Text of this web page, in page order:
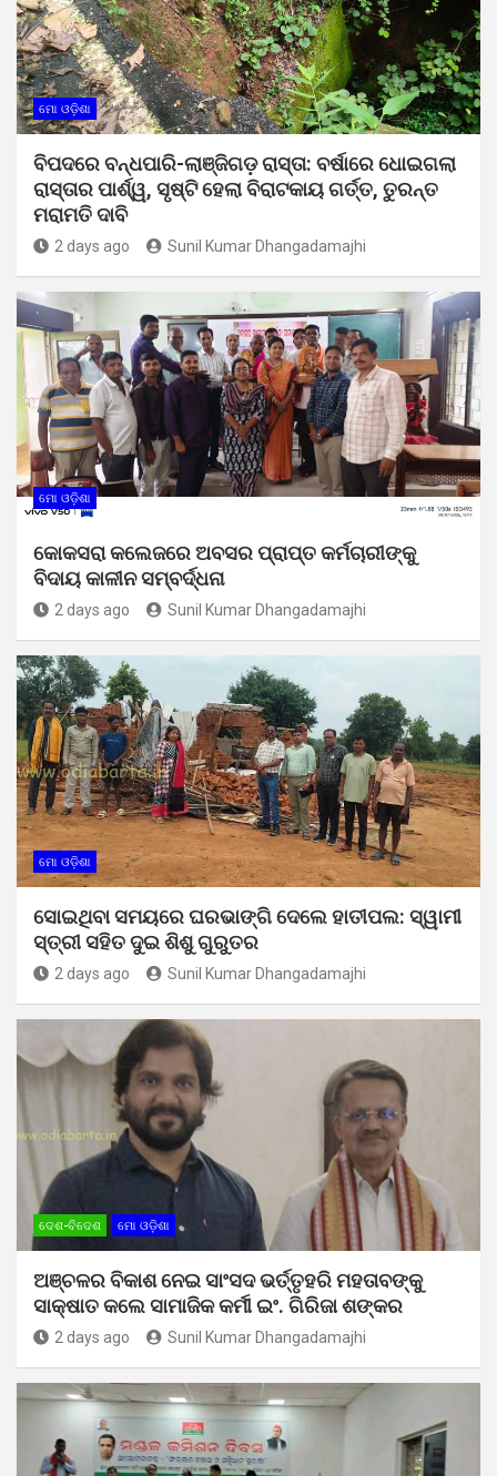
ମୋ ଓଡ଼ିଶା
ବିପଦରେ ବନ୍ଧପାରି-ଲାଞ୍ଜିଗଡ଼ ରାସ୍ତା: ବର୍ଷାରେ ଧୋଇଗଲା
ରାସ୍ତାର ପାର୍ଶ୍ୱ, ସୃଷ୍ଟି ହେଲା ବିରାଟକାୟ ଗର୍ତ୍ତ, ତୁରନ୍ତ
ମରାମତି ଦାବି
2 days ago Sunil Kumar Dhangadamajhi
ମୋ ଓଡ଼ିଶା
କୋକସରା କଲେଜରେ ଅବସର ପ୍ରାପ୍ତ କର୍ମଚାରୀଙ୍କୁ
ବିଦାୟ କାଳୀନ ସମ୍ବର୍ଦ୍ଧନା
2 days ago Sunil Kumar Dhangadamajhi
ମୋ ଓଡ଼ିଶା
ସୋଇଥିବା ସମୟରେ ଘରଭାଙ୍ଗି ଦେଲେ ହାତୀପଲ: ସ୍ୱାମୀ
ସ୍ତ୍ରୀ ସହିତ ଦୁଇ ଶିଶୁ ଗୁରୁତର
2 days ago Sunil Kumar Dhangadamajhi
ଦେଶ-ବିଦେଶ ମୋ ଓଡ଼ିଶା
ଅଞ୍ଚଳର ବିକାଶ ନେଇ ସାଂସଦ ଭର୍ତ୍ତୃହରି ମହତାବଙ୍କୁ
ସାକ୍ଷାତ କଲେ ସାମାଜିକ କର୍ମୀ ଇଂ. ଗିରିଜା ଶଙ୍କର
2 days ago Sunil Kumar Dhangadamajhi